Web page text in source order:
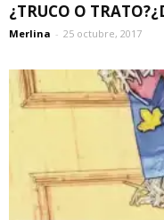
¿TRUCO O
Merlina - 25 octubre, 2017